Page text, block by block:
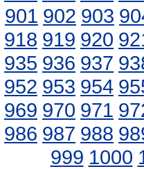
901 902 903
918 919 920
935 936 937
952 953 954
969 970 971
986 987 988
999 1000